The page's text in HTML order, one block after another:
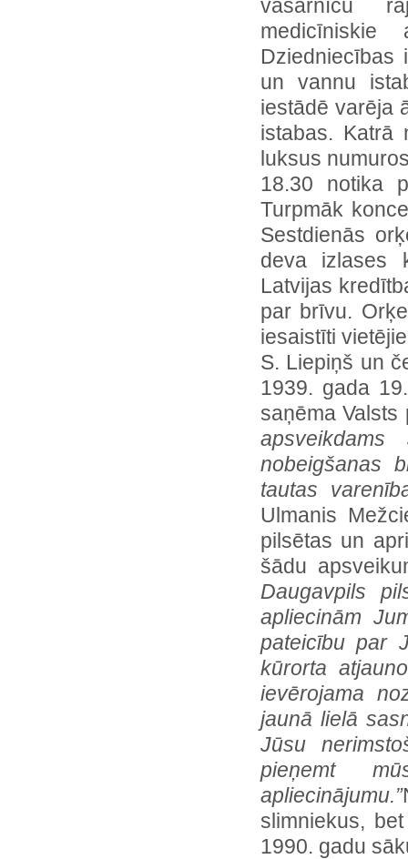
vasarnīcu
Dziedniecības
un vannu
iestādē varēja
istabas. Katrā
luksus
18.30 notika
Turpmāk
Sestdienās
deva izlases
Latvijas
par brīvu.
iesaistīti
S. Liepiņš un
1939. gada
saņēma
nobeigšanas
tautas
Ulmanis
pilsētas un
šādu
Daugavpils
apliecinām
pateicību par
kūrorta
ievērojama
jaunā lielā
Jūsu
pieņemt
apliecinājumu.”
slimniekus,
1990. gadu